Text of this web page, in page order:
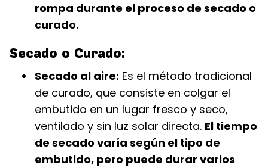
rompa durante el proceso de secado o
curado.
Secado o Curado:
Secado al aire: Es el método tradicional
de curado, que consiste en colgar el
embutido en un lugar fresco y seco,
ventilado y sin luz solar directa. El tiempo
de secado varía según el tipo de
embutido, pero puede durar varios